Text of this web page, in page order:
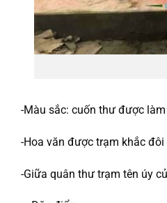
-Màu sắc: cuốn thư được
-Hoa văn được trạm khắc
-Giữa quân thư trạm tên úy